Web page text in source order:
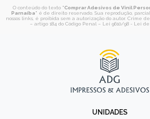
O conteúdo do texto "Comprar Adesivos de Vinil
Parnaíba" é de direito reservado. Sua reprodução,
nossos links, é proibida sem a autorização do autor. Crime
– artigo 184 do Código Penal – Lei 9610/98 - Lei
UNIDADES